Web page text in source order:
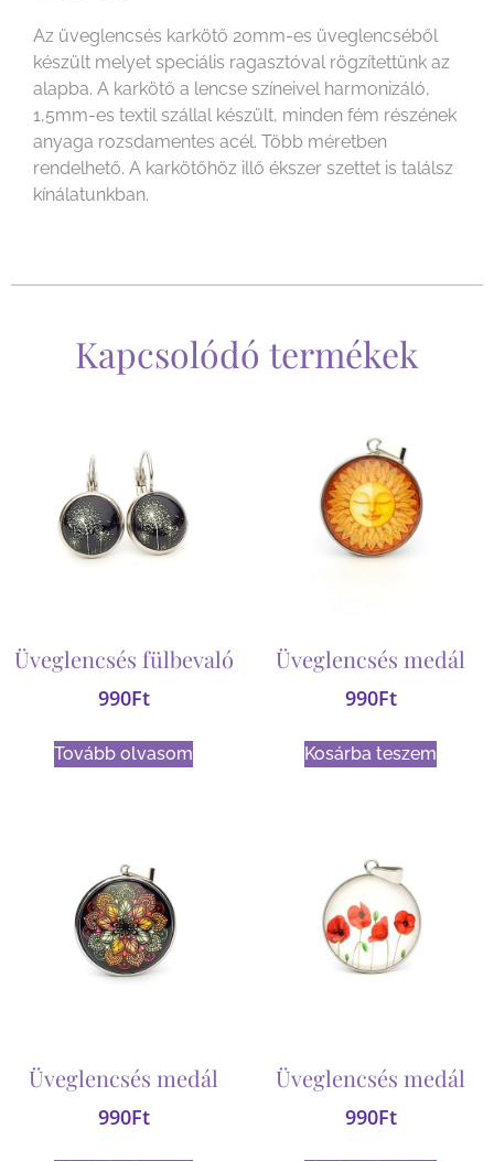
Az üveglencsés karkötő 20mm-es üveglencséből
készült melyet speciális ragasztóval rögzítettünk az
alapba. A karkötő a lencse színeivel harmonizáló,
1,5mm-es textil szállal készült, minden fém részének
anyaga rozsdamentes acél. Több méretben
rendelhető. A karkötőhöz illő ékszer szettet is találsz
kínálatunkban.
Kapcsolódó termékek
Üveglencsés fülbevaló
990Ft
Tovább olvasom
Üveglencsés medál
990Ft
Kosárba teszem
Üveglencsés medál
990Ft
Üveglencsés medál
990Ft